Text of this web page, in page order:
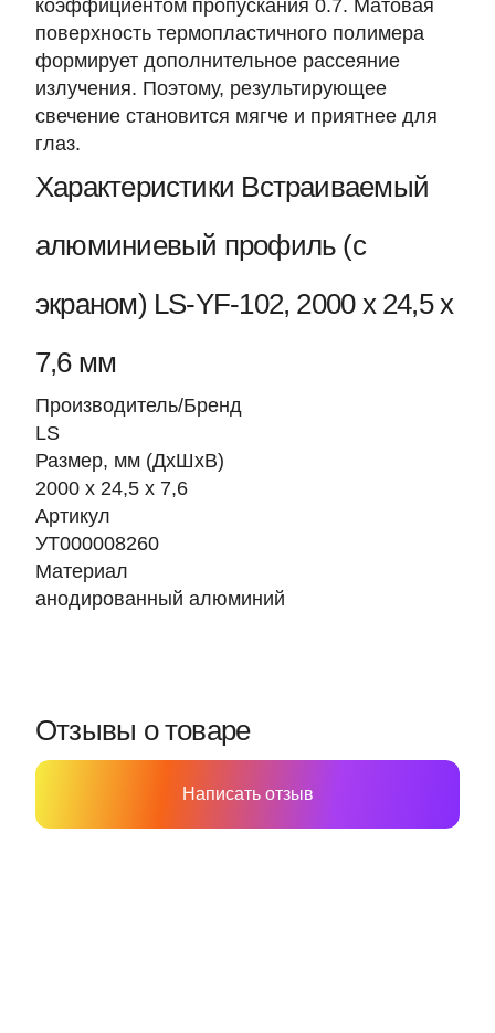
коэффициентом пропускания 0.7. Матовая
поверхность термопластичного полимера
формирует дополнительное рассеяние
излучения. Поэтому, результирующее
свечение становится мягче и приятнее для
глаз.
Характеристики Встраиваемый
алюминиевый профиль (с
экраном) LS-YF-102, 2000 х 24,5 х
7,6 мм
Производитель/Бренд
LS
Размер, мм (ДхШхВ)
2000 х 24,5 х 7,6
Артикул
УТ000008260
Материал
анодированный алюминий
Отзывы о товаре
Написать отзыв